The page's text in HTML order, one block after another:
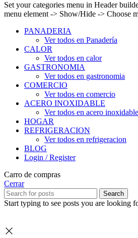
Set your categories menu in Header
menu element -> Show/Hide -> Choose
PANADERIA
Ver todos en Panadería
CALOR
Ver todos en calor
GASTRONOMIA
Ver todos en gastronomia
COMERCIO
Ver todos en comercio
ACERO INOXIDABLE
Ver todos en acero inoxidable
HOGAR
REFRIGERACION
Ver todos en refrigeracion
BLOG
Login / Register
Carro de compras
Cerrar
Search
Start typing to see posts you are looking